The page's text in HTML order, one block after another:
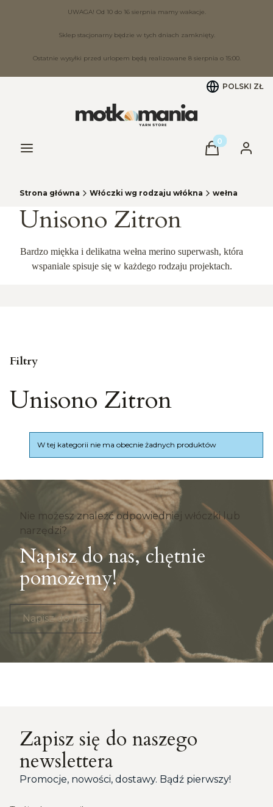
UWAGA! Od 10 do 16 sierpnia mamy wakacje.
Sklep stacjonarny będzie w tych dniach zamknięty.
Ostatnie wysyłki przed urlopem będą realizowane 8 sierpnia o 15:00.
POLSKI ZŁ
Menu Produkty w
Koszyk
Strona główna Włóczki wg rodzaju włókna wełna
Unisono Zitron
Bardzo miękka i delikatna wełna merino superwash, która
wspaniale spisuje się w każdego rodzaju projektach.
Filtry
Koniec filtrów
Unisono Zitron
Lista produktów
W tej kategorii nie ma obecnie żadnych produktów
Nie możesz znaleźć odpowiedniej włóczki lub
narzędzi?
Napisz do nas, chętnie
pomożemy!
Napisz do nas
Zapisz się do naszego
newslettera
Promocje, nowości, dostawy. Bądź pierwszy!